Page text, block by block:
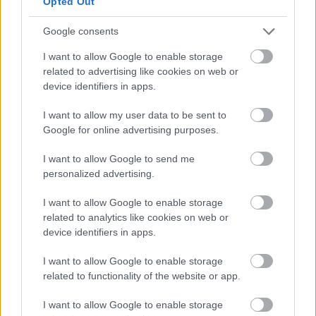
Google consents
I want to allow Google to enable storage
related to advertising like cookies on web or
device identifiers in apps.
I want to allow my user data to be sent to
Google for online advertising purposes.
I want to allow Google to send me
personalized advertising.
I want to allow Google to enable storage
related to analytics like cookies on web or
device identifiers in apps.
I want to allow Google to enable storage
related to functionality of the website or app.
I want to allow Google to enable storage
συγκροτημάτων φοιτητικής κατοικίας.
Υπολογίζουμε ότι σταδιακά από τις περίπου 12.500
φοιτητικές κλίνες που παραλάβαμε το 2019θα
φτάσουμε στις 21.000 στο τέλος του
προγράμματος. Οραματιζόμαστε, σχεδιάζουμε και
υλοποιούμε, μέσα από σημαντικές συνέργειες ένα
ευρύ και συνεκτικό σχέδιο για τη συνολική